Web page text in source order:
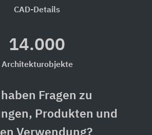
CAD-Details
14.000
Architekturobjekte
Fragen zu
Produkten und